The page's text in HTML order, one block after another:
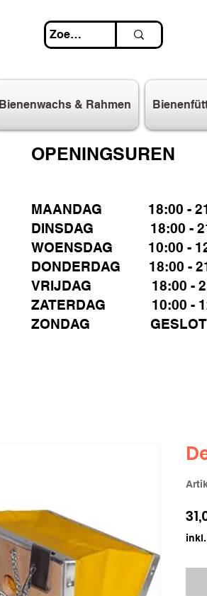
Bienenwachs & Rahmen
OPENINGSUREN
MAANDAG 18:00 -
DINSDAG 18:00 -
WOENSDAG 10:00 -
DONDERDAG 18:00 -
VRIJDAG 18:00 -
ZATERDAG 10:00 -
ZONDAG